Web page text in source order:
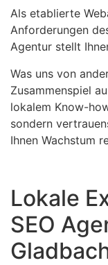
Als etablierte
Anforderungen
Agentur stellt
Was uns von
Zusammenspiel
lokalem Know-
sondern
Ihnen Wachstum
Lokale
SEO